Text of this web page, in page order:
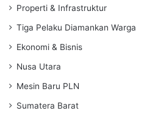
Properti & Infrastruktur
Tiga Pelaku Diamankan Warga
Ekonomi & Bisnis
Nusa Utara
Mesin Baru PLN
Sumatera Barat